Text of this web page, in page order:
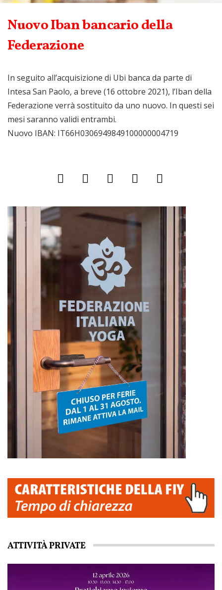
Nuovo Iban bancario della
Federazione
In seguito all’acquisizione di Ubi banca da parte di
Intesa San Paolo, a breve (16 ottobre 2021), l’Iban della
Federazione verrà sostituito da uno nuovo. In questi sei
mesi saranno validi entrambi.
Nuovo IBAN: IT66H0306949849100000004719
ATTIVITÀ PRIVATE